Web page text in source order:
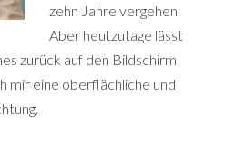
zehn Jahre vergehen.
Aber heutzutage lässt
zurück auf den Bildschirm
mir eine oberflächliche und